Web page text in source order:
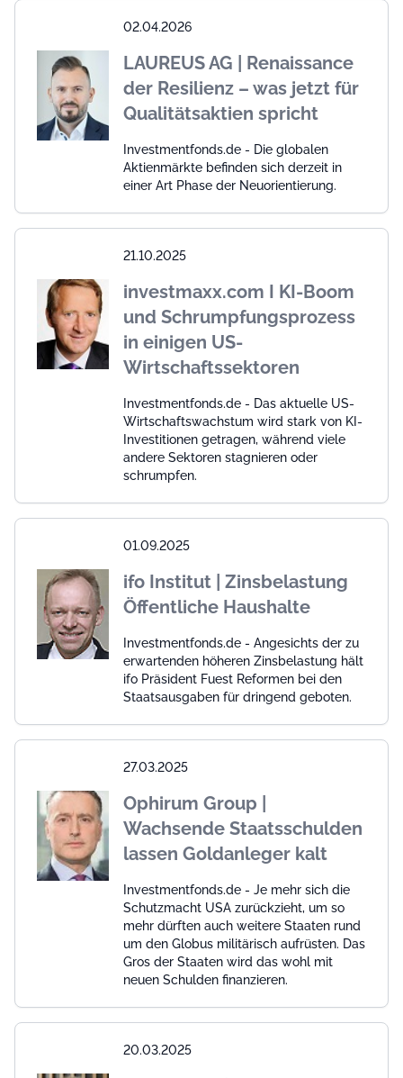
02.04.2026
LAUREUS AG | Renaissance
der Resilienz – was jetzt für
Qualitätsaktien spricht
Investmentfonds.de - Die globalen
Aktienmärkte befinden sich derzeit in
einer Art Phase der Neuorientierung.
21.10.2025
investmaxx.com I KI-Boom
und Schrumpfungsprozess
in einigen US-
Wirtschaftssektoren
Investmentfonds.de - Das aktuelle US-
Wirtschaftswachstum wird stark von KI-
Investitionen getragen, während viele
andere Sektoren stagnieren oder
schrumpfen.
01.09.2025
ifo Institut | Zinsbelastung
Öffentliche Haushalte
Investmentfonds.de - Angesichts der zu
erwartenden höheren Zinsbelastung hält
ifo Präsident Fuest Reformen bei den
Staatsausgaben für dringend geboten.
27.03.2025
Ophirum Group |
Wachsende Staatsschulden
lassen Goldanleger kalt
Investmentfonds.de - Je mehr sich die
Schutzmacht USA zurückzieht, um so
mehr dürften auch weitere Staaten rund
um den Globus militärisch aufrüsten. Das
Gros der Staaten wird das wohl mit
neuen Schulden finanzieren.
20.03.2025